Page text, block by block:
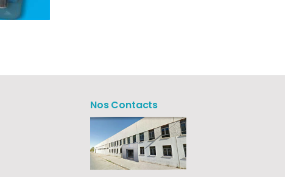
Nos Contacts